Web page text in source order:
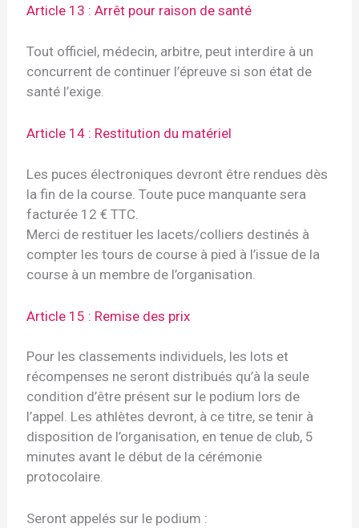
Article 13 : Arrêt pour raison de santé
Tout officiel, médecin, arbitre, peut interdire à un
concurrent de continuer l’épreuve si son état de
santé l’exige.
Article 14 : Restitution du matériel
Les puces électroniques devront être rendues dès
la fin de la course. Toute puce manquante sera
facturée 12 € TTC.
Merci de restituer les lacets/colliers destinés à
compter les tours de course à pied à l’issue de la
course à un membre de l’organisation.
Article 15 : Remise des prix
Pour les classements individuels, les lots et
récompenses ne seront distribués qu’à la seule
condition d’être présent sur le podium lors de
l’appel. Les athlètes devront, à ce titre, se tenir à
disposition de l’organisation, en tenue de club, 5
minutes avant le début de la cérémonie
protocolaire.
Seront appelés sur le podium :